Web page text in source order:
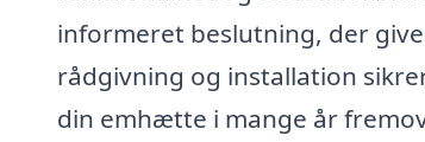
informeret beslutning, der
rådgivning og installation
din emhætte i mange år